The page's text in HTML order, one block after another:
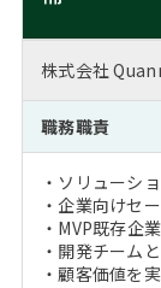
株式会社
職務職責
・ソリューシ
・企業向けセ
・MVP既存企
・開発チーム
・顧客価値を